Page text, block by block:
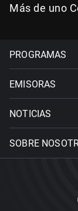
Más de uno
PROGRAMAS
EMISORAS
NOTICIAS
SOBRE